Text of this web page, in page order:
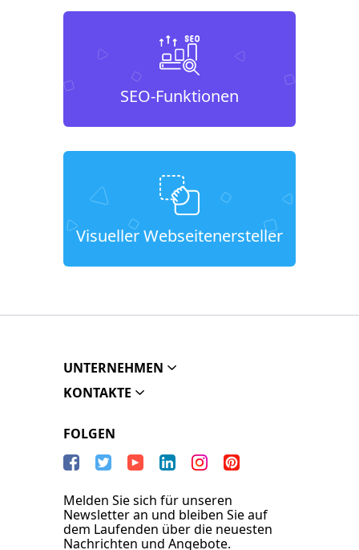
SEO-Funktionen
Visueller Webseitenersteller
UNTERNEHMEN
KONTAKTE
FOLGEN
Melden Sie sich für unseren
Newsletter an und bleiben Sie auf
dem Laufenden über die neuesten
Nachrichten und Angebote.